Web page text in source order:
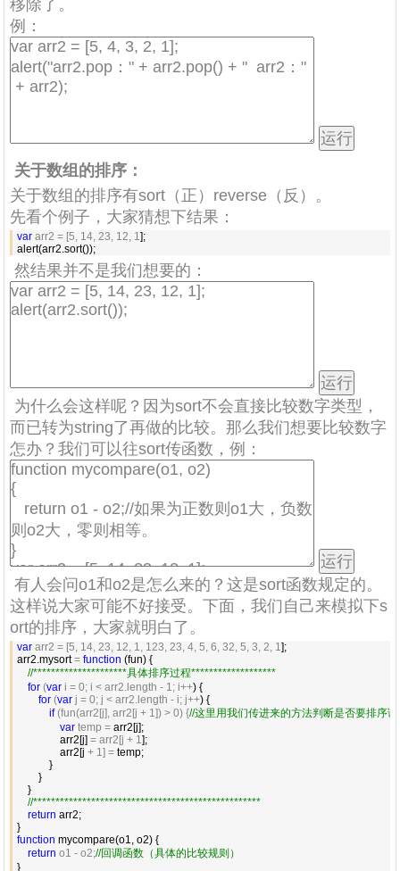
移除了。
例：
关于数组的排序：
关于数组的排序有sort（正）reverse（反）。
先看个例子，大家猜想下结果：
var arr2 = [5, 14, 23, 12, 1];
alert(arr2.sort());
然结果并不是我们想要的：
为什么会这样呢？因为sort不会直接比较数字类型，
而已转为string了再做的比较。那么我们想要比较数字
怎办？我们可以往sort传函数，例：
有人会问o1和o2是怎么来的？这是sort函数规定的。
这样说大家可能不好接受。下面，我们自己来模拟下s
ort的排序，大家就明白了。
var arr2 = [5, 14, 23, 12, 1, 123, 23, 4, 5, 6, 32, 5, 3, 2, 1];
arr2.mysort = function (fun) {
//*********************具体排序过程*******************
for (var i = 0; i < arr2.length - 1; i++) {
for (var j = 0; j < arr2.length - i; j++) {
if (fun(arr2[j], arr2[j + 1]) > 0) {//这里用我们传进来的方法判断是否要排序
var temp = arr2[j];
                arr2[j]
= arr2[j + 1];
                arr2[j
+ 1] = temp;
            }
        }
    }
//***************************************************
return arr2;
function mycompare(o1, o2) {
return o1 - o2;//回调函数（具体的比较规则）
}